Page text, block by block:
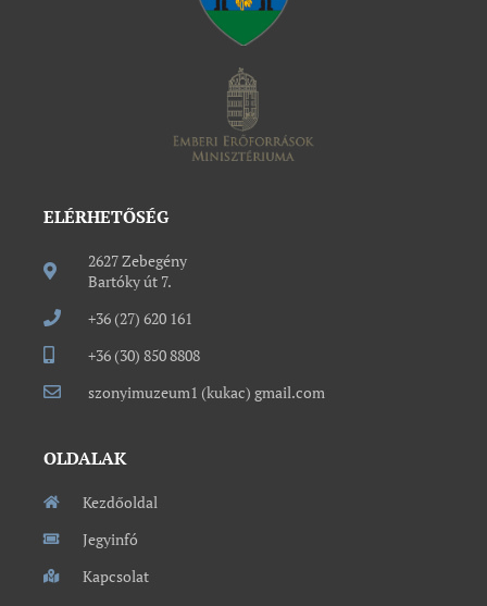
ELÉRHETŐSÉG
2627 Zebegény
Bartóky út 7.
+36 (27) 620 161
+36 (30) 850 8808
szonyimuzeum1 (kukac) gmail.com
OLDALAK
Kezdőoldal
Jegyinfó
Kapcsolat